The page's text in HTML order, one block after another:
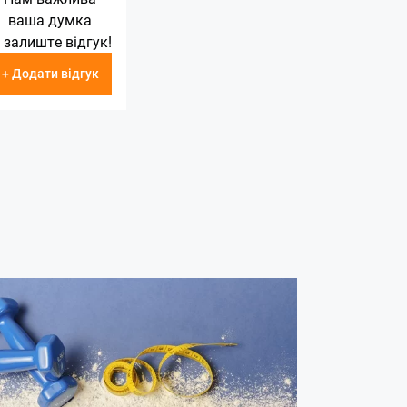
ваша думка
відгук!
+ Додати відгук